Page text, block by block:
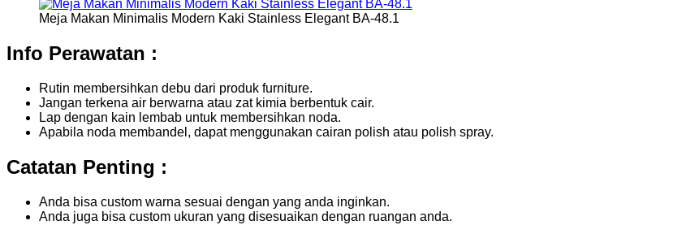
Meja Makan Minimalis Modern Kaki Stainless Elegant BA-48.1
Info Perawatan :
Rutin membersihkan debu dari produk furniture.
Jangan terkena air berwarna atau zat kimia berbentuk cair.
Lap dengan kain lembab untuk membersihkan noda.
Apabila noda membandel, dapat menggunakan cairan polish atau polish spray.
Catatan Penting :
Anda bisa custom warna sesuai dengan yang anda inginkan.
Anda juga bisa custom ukuran yang disesuaikan dengan ruangan anda.